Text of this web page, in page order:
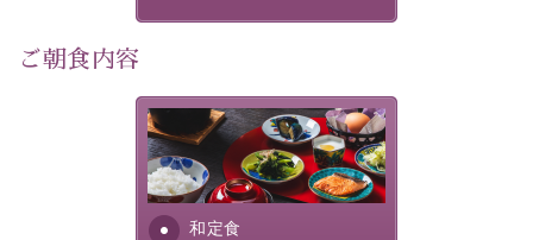
・諏訪大社4社を巡る無料参拝バス（事前予約制）
・館内着をご用意
・環境に配慮したアメニティをご用意
・館内フリーWi-Fi
・チェックイン15時、チェックアウト10時
ご朝食内容
和定食
さっぱりとした和食膳に使わ
れる食材は、諏訪の名産品を
ふんだんに取り入れ、安心・
安全を心掛けた長野県産...